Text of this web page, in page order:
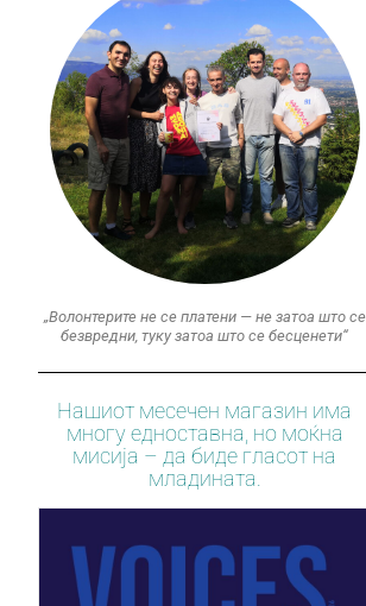
„Волонтерите не се платени — не затоа што се
безвредни, туку затоа што се бесценети“
Нашиот месечен магазин има
многу едноставна, но моќна
мисија – да биде гласот на
младината.